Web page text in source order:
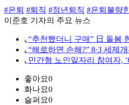
#은퇴 #퇴직 #정년퇴직 #은퇴불량
이준호 기자의 주요 뉴스
⌞ “추천했더니 구매” 日 돌봄
⌞ “해로하면 손해?” 8·3 세제
⌞ 민간형 노인일자리 참여자,
좋아요0
화나요0
슬퍼요0